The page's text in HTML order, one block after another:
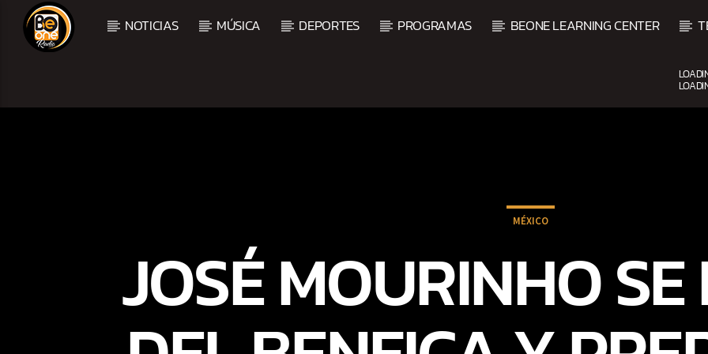
NOTICIAS MÚSICA DEPORTES PROGRAMAS BEONE LEARNING CENTER
MÉXICO
JOSÉ MOURINHO SE